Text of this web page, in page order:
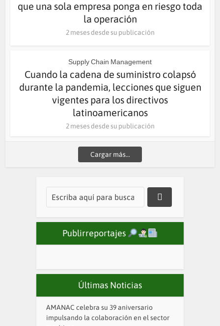
que una sola empresa ponga en riesgo toda
la operación
2 meses desde su publicación
Supply Chain Management
Cuando la cadena de suministro colapsó
durante la pandemia, lecciones que siguen
vigentes para los directivos
latinoamericanos
2 meses desde su publicación
Cargar más...
Publirreportajes
Últimas Noticias
AMANAC celebra su 39 aniversario
impulsando la colaboración en el sector